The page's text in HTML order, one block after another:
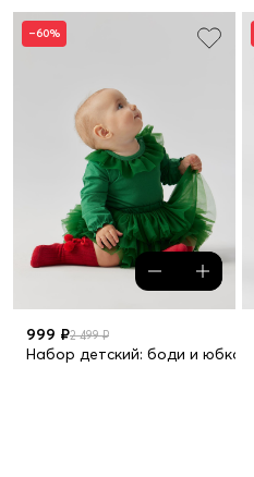
–60%
999 ₽2 499 ₽
Набор детский: боди и юбка